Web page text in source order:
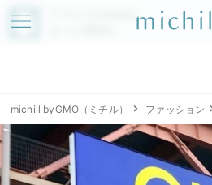
アプリでmichillが
michill byGMO（ミチル） ファッション